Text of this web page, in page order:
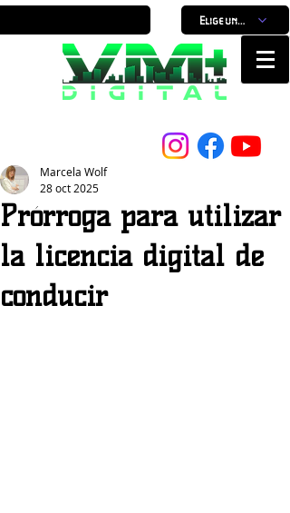
Elige un horario
Prórroga para utilizar
la licencia digital de
conducir
Marcela Wolf
28 oct 2025